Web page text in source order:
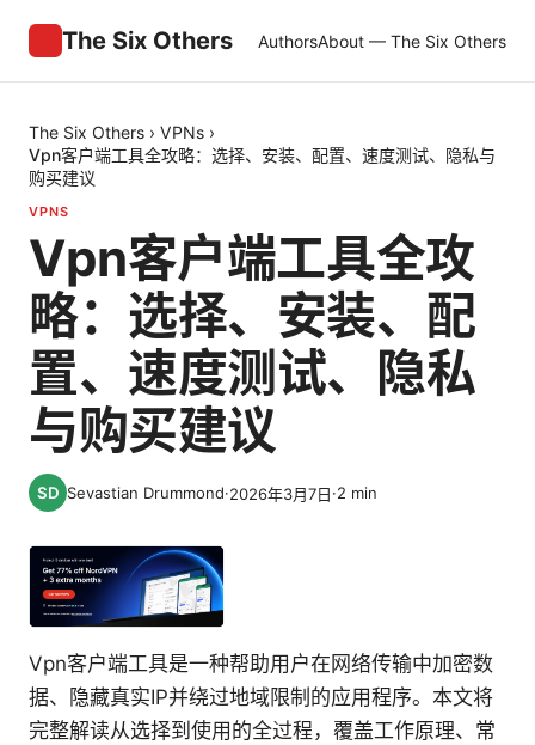
The Six Others AuthorsAbout — The Six Others
The Six Others › VPNs ›
Vpn客户端工具全攻略：选择、安装、配置、速度测试、隐私与
购买建议
VPNS
Vpn客户端工具全攻
略：选择、安装、配
置、速度测试、隐私
与购买建议
Sevastian Drummond·2026年3月7日·2 min
Vpn客户端工具是一种帮助用户在网络传输中加密数
据、隐藏真实IP并绕过地域限制的应用程序。本文将
完整解读从选择到使用的全过程，覆盖工作原理、常